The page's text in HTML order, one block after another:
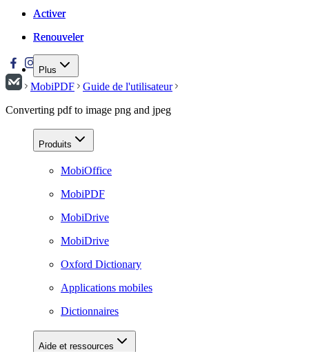
Activer
Renouveler
Plus
Activer
Renouveler
MobiPDF
Guide de l'utilisateur
Converting pdf to image png and jpeg
Produits
MobiOffice
MobiPDF
MobiDrive
MobiDrive
Oxford Dictionary
Applications mobiles
Dictionnaires
Aide et ressources